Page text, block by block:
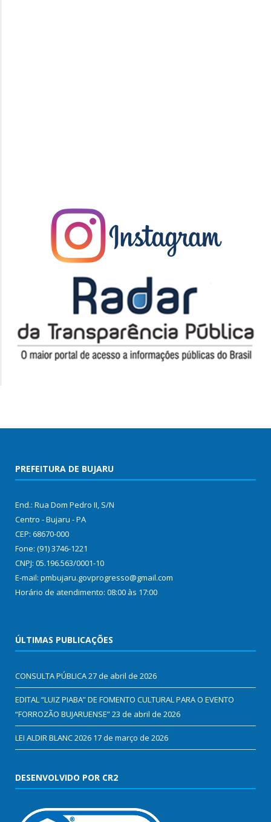
PREFEITURA DE BUJARU
End.: Rua Dom Pedro II, S/N
Centro - Bujaru - PA
CEP: 68670-000
Fone: (91) 3746-1221
CNPJ: 05.196.563/0001-10
E-mail: pmbujaru.govprogresso@gmail.com
Horário de atendimento: 08:00 às 17:00
ÚLTIMAS PUBLICAÇÕES
CONSULTA PÚBLICA27 de abril de 2026
EDITAL “LUIZ PIABA” DE FOMENTO CULTURAL PARA O EVENTO
“FORROZÃO BUJARUENSE”23 de abril de 2026
LEI ALDIR BLANC 2026 17 de março de 2026
DESENVOLVIDO POR CR2